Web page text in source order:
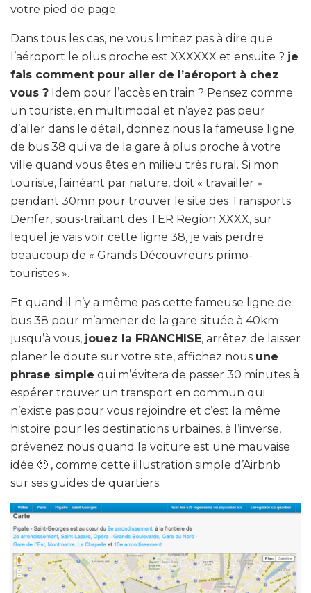
votre pied de page.
Dans tous les cas, ne vous limitez pas à dire que
l’aéroport le plus proche est XXXXXX et ensuite ? je
fais comment pour aller de l’aéroport à chez
vous ? Idem pour l’accès en train ? Pensez comme
un touriste, en multimodal et n’ayez pas peur
d’aller dans le détail, donnez nous la fameuse ligne
de bus 38 qui va de la gare à plus proche à votre
ville quand vous êtes en milieu très rural. Si mon
touriste, fainéant par nature, doit « travailler »
pendant 30mn pour trouver le site des Transports
Denfer, sous-traitant des TER Region XXXX, sur
lequel je vais voir cette ligne 38, je vais perdre
beaucoup de « Grands Découvreurs primo-
touristes ».
Et quand il n’y a même pas cette fameuse ligne de
bus 38 pour m’amener de la gare située à 40km
jusqu’à vous, jouez la FRANCHISE, arrêtez de laisser
planer le doute sur votre site, affichez nous une
phrase simple qui m’évitera de passer 30 minutes à
espérer trouver un transport en commun qui
n’existe pas pour vous rejoindre et c’est la même
histoire pour les destinations urbaines, à l’inverse,
prévenez nous quand la voiture est une mauvaise
idée 🙂 , comme cette illustration simple d’Airbnb
sur ses guides de quartiers.